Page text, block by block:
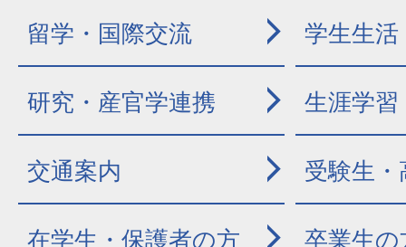
留学・国際交流 学生生活
研究・産官学連携 生涯学習
交通案内 受験生
在学生・保護者の方 卒業生の